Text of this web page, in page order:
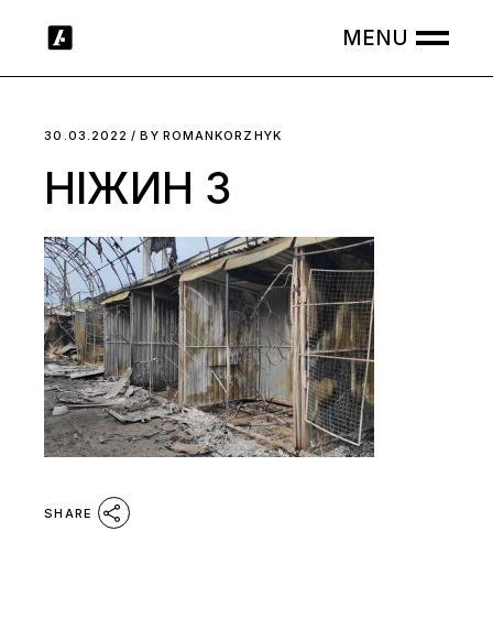
30.03.2022 BY ROMANKORZHYK
НІЖИН 3
SHARE